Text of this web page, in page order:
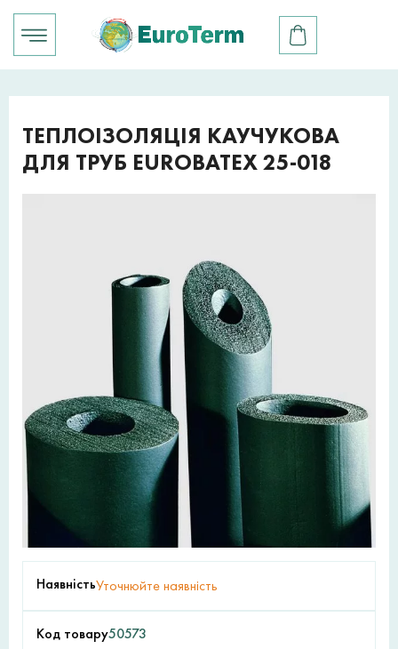
ТЕПЛОІЗОЛЯЦІЯ КАУЧУКОВА
ДЛЯ ТРУБ EUROBATEX 25-018
НаявністьУточнюйте наявність
Код товару50573